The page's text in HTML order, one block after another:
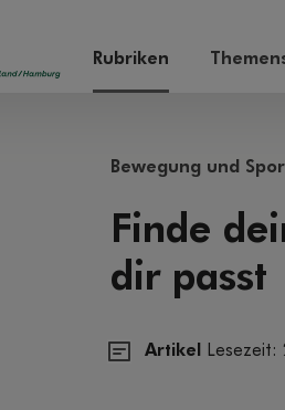
Rubriken
Bewegung und
Finde
dir passt
Artikel Lesezeit: